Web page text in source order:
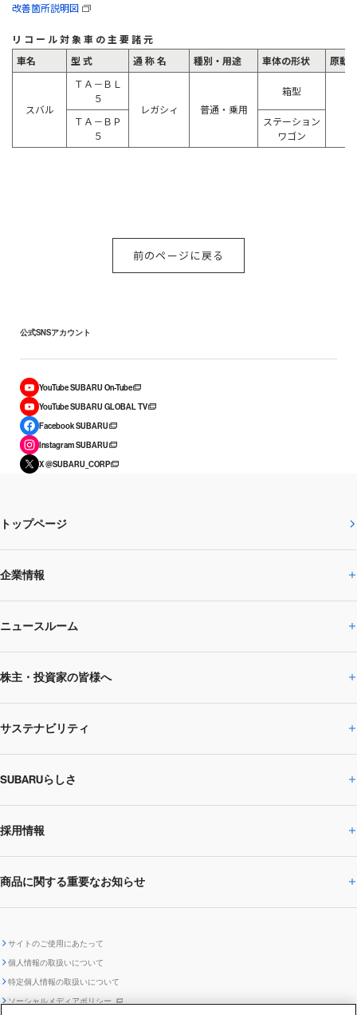
改善箇所説明図
リ コ ー ル 対 象 車 の 主 要 諸 元
車名
型 式 通 称 名 種別・用途 車体の形状 原動
スバル
ＴＡ－ＢＬ
５
レガシィ
普通・乗用
箱型
ＴＡ－ＢＰ
５
ステーション
ワゴン
前のページに戻る
公式SNSアカウント
YouTube SUBARU On-Tube
YouTube SUBARU GLOBAL TV
Facebook SUBARU
Instagram SUBARU
X @SUBARU_CORP
トップページ
企業情報
企業情報トップ
SUBARUのありたい姿
SUBARU 2025方針
事業所・関係会社
ニュースルーム
ニュースルームトップ
ニュースリリース
閉じる
株主・投資家の皆様へ
株主・投資家の皆様へトップ
企業・経営
IRライブラリー
株主・投資家サポート
IRカレンダー
ディスクロージャー
ポリシー
サステナビリティ
サステナビリティトップ
CEOサステナビリティ
環境
ガバナンス
SUBARUらしさ
SUBARUらしさトップ
SUBARUびと
SUBARUデザイン
採用情報
採用情報トップ
SUBARU Lab採用（中途）
商品に関する重要なお知らせ
SUBARU ハイブリッド車 レスキュ
ー時の取扱い
サイトのご使用にあたって
個人情報の取扱いについて
特定個人情報の取扱いについて
ソーシャルメディアポリシー